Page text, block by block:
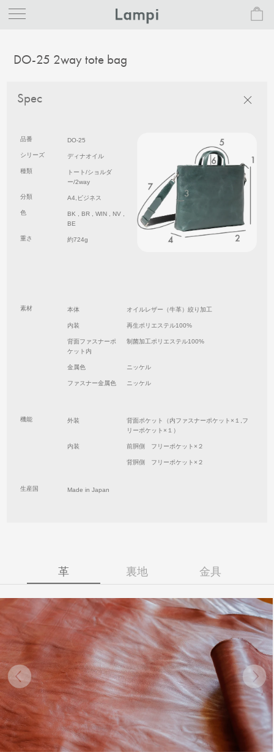
DO-25 2way tote bag
Spec
品番 DO-25
シリーズ ディナオイル
種類
トート/ショルダ
ー/2way
分類 A4,ビジネス
色
BK , BR , WIN , NV ,
BE
重さ 約724g
素材 本体 オイルレザー（牛革）絞り加工
内装 再生ポリエステル100%
背面ファスナーポ
ケット内
制菌加工ポリエステル100%
金属色 ニッケル
ファスナー金属色 ニッケル
機能 外装
背面ポケット（内ファスナーポケット×１,フ
リーポケット×１）
内装 前胴側 フリーポケット×２
背胴側 フリーポケット×２
生産国 Made in Japan
革 裏地 金具